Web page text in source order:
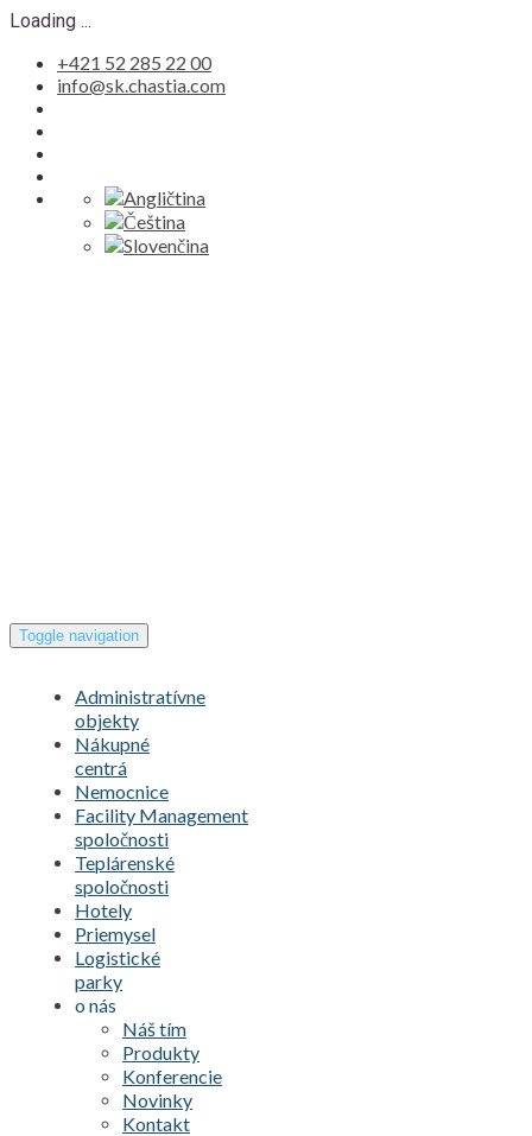
Loading ...
+421 52 285 22 00
info@sk.chastia.com
Toggle navigation
Administratívne
objekty
Nákupné
centrá
Nemocnice
Facility Management
spoločnosti
Teplárenské
spoločnosti
Hotely
Priemysel
Logistické
parky
o nás
Náš tím
Produkty
Konferencie
Novinky
Kontakt